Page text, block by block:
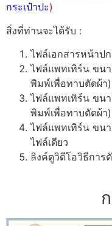
กระเป๋าปะ)
สิ่งที่ท่านจะได้รับ :
ไฟล์เอกสารหน้าป
ไฟล์แพทเทิร์น ขน
พิมพ์เพื่อทาบตัดผ้า
ไฟล์แพทเทิร์น ขน
พิมพ์เพื่อทาบตัดผ้า
ไฟล์แพทเทิร์น ขน
ไฟล์เดียว
ลิงค์ดูวิดีโอวิธีการ